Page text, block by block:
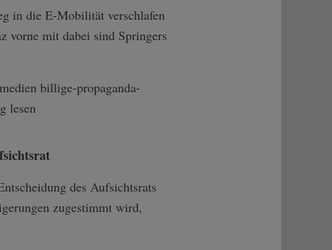
in die E-Mobilität verschlafen
vorne mit dabei sind Springers
billige-propaganda-
lesen
des Aufsichtsrats
zugestimmt wird,